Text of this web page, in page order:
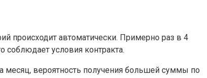
происходит автоматически. Примерно раз в 4
соблюдает условия контракта.
месяц, вероятность получения большей суммы по